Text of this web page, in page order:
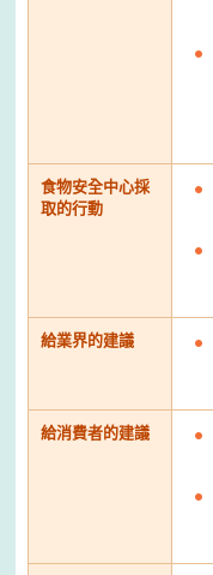
食物安全中心採
取的行動
給業界的建議
給消費者的建議